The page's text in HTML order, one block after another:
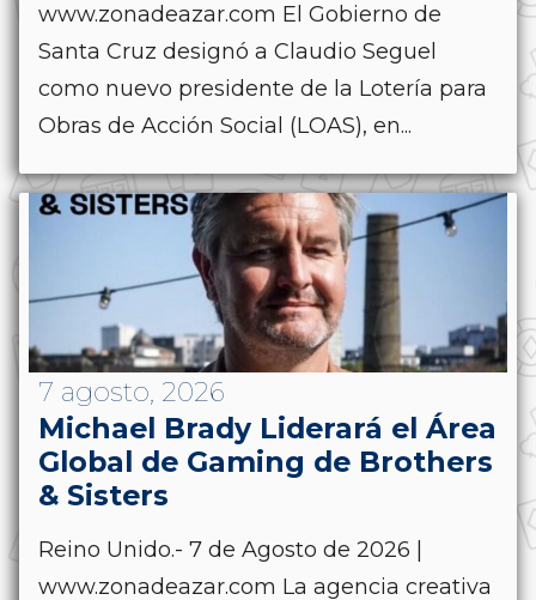
www.zonadeazar.com El Gobierno de
Santa Cruz designó a Claudio Seguel
como nuevo presidente de la Lotería para
Obras de Acción Social (LOAS), en...
7 agosto, 2026
Michael Brady Liderará el Área
Global de Gaming de Brothers
& Sisters
Reino Unido.- 7 de Agosto de 2026 |
www.zonadeazar.com La agencia creativa